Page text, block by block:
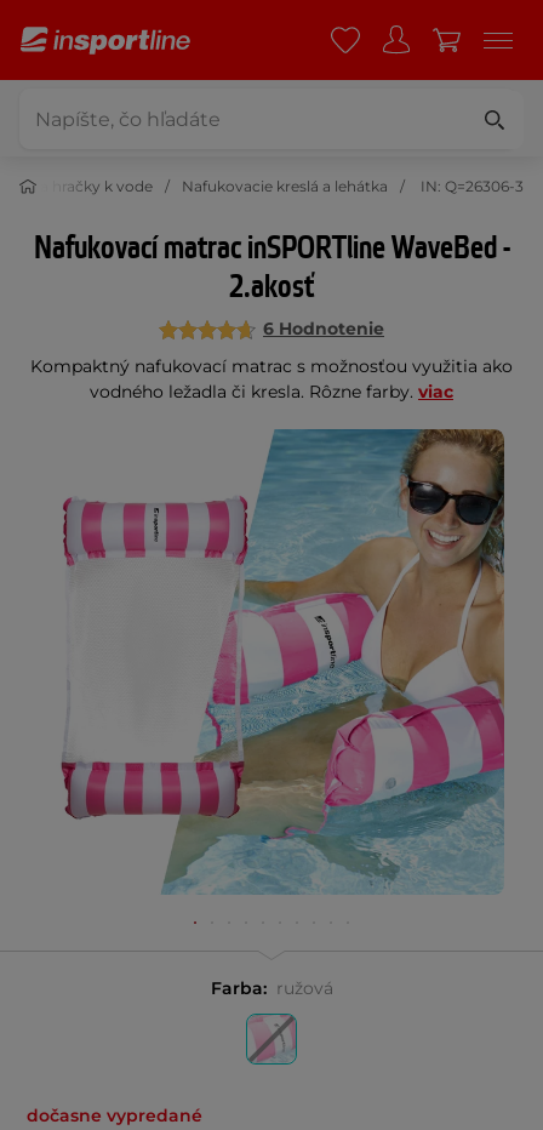
a hračky k vode Nafukovacie kreslá a lehátka IN: Q=26306-3
Nafukovací matrac inSPORTline WaveBed -
2.akosť
6 Hodnotenie
Kompaktný nafukovací matrac s možnosťou využitia ako
vodného ležadla či kresla. Rôzne farby. viac
Farba: ružová
dočasne vypredané